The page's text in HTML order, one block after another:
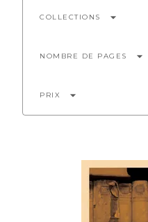
COLLECTIONS arrow_drop_down
NOMBRE DE PAGES arrow_drop_down
PRIX arrow_drop_down